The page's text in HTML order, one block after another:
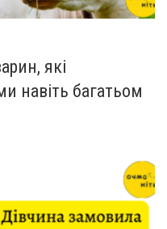
які
навіть багатьом